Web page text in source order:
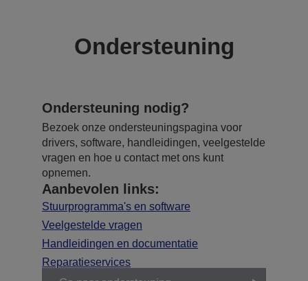
Ondersteuning
Ondersteuning nodig?
Bezoek onze ondersteuningspagina voor
drivers, software, handleidingen, veelgestelde
vragen en hoe u contact met ons kunt
opnemen.
Aanbevolen links:
Stuurprogramma's en software
Veelgestelde vragen
Handleidingen en documentatie
Reparatieservices